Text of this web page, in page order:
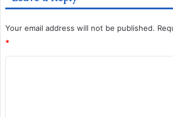
Your email address will not be published.
*